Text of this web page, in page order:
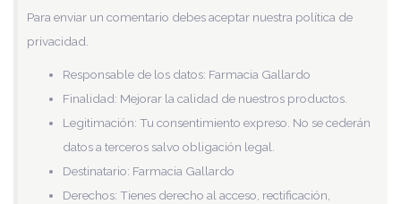
Para enviar un comentario debes aceptar nuestra política de
privacidad.
Responsable de los datos: Farmacia Gallardo
Finalidad: Mejorar la calidad de nuestros productos.
Legitimación: Tu consentimiento expreso. No se cederán
datos a terceros salvo obligación legal.
Destinatario: Farmacia Gallardo
Derechos: Tienes derecho al acceso, rectificación,